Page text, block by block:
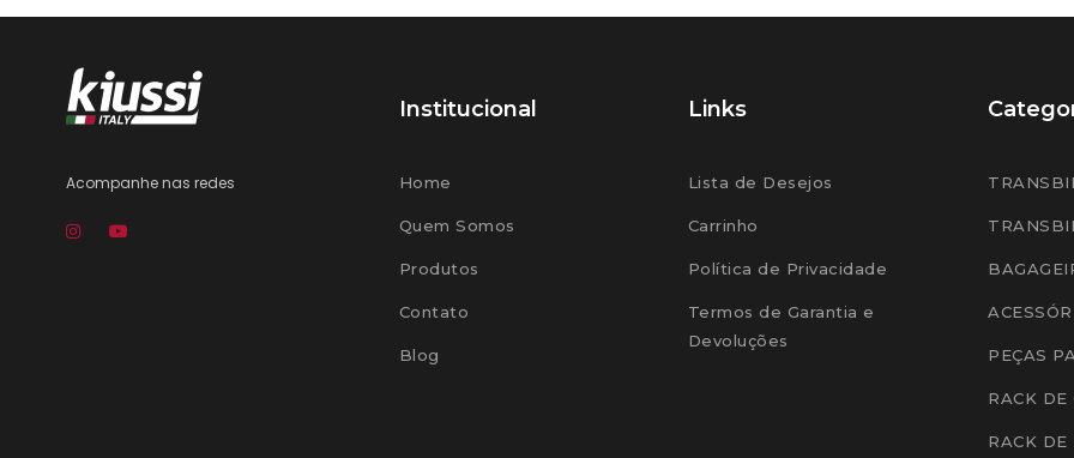
Acompanhe nas redes
Institucional
Home
Quem Somos
Produtos
Contato
Blog
Links
Lista de Desejos
Carrinho
Política de Privacidade
Termos de Garantia e
Devoluções
PEÇAS
RACK DE
RACK DE